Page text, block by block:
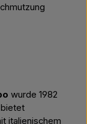
wurde 1982
italienischem